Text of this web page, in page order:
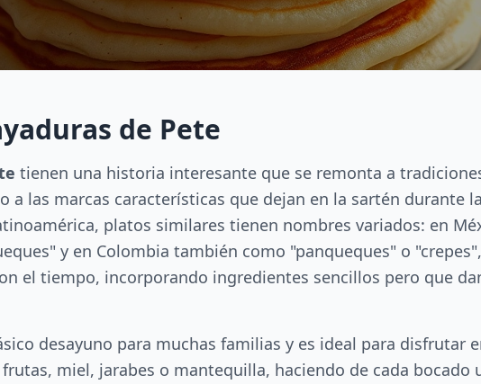
de Pete
tienen una historia interesante que se remonta a
a las marcas características que dejan en la sartén durante
platos similares tienen nombres variados: en
y en Colombia también como "panqueques" o
el tiempo, incorporando ingredientes sencillos pero que
desayuno para muchas familias y es ideal para disfrutar
miel, jarabes o mantequilla, haciendo de cada bocado